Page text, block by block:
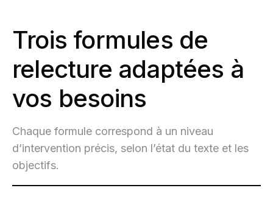
Trois formules de
relecture adaptées à
vos besoins
Chaque formule correspond à un niveau
d’intervention précis, selon l’état du texte et les
objectifs.